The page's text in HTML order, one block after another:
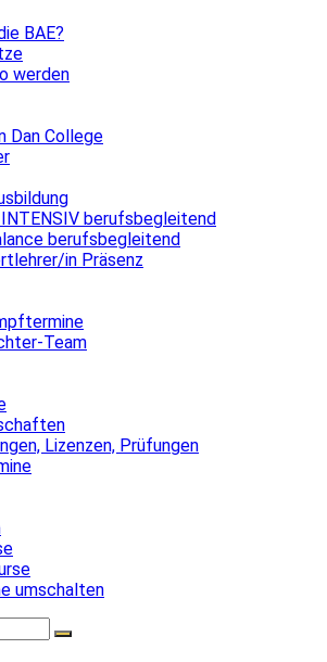
BAE?
werden
Dan College
berufsbegleitend
berufsbegleitend
in Präsenz
Team
Lizenzen, Prüfungen
umschalten